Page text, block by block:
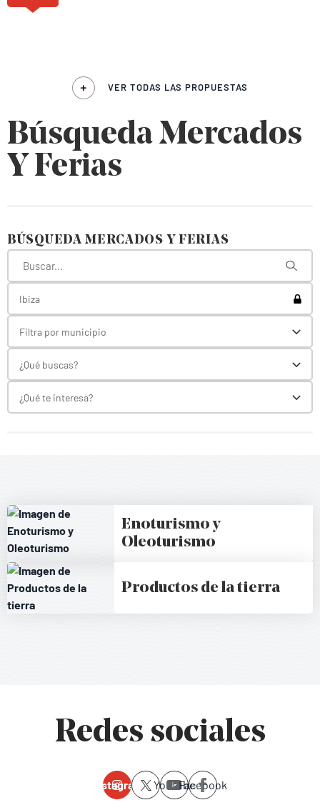
VER TODAS LAS PROPUESTAS
Búsqueda Mercados
Y Ferias
BÚSQUEDA MERCADOS Y FERIAS
Ibiza
Filtra por municipio
¿Qué buscas?
¿Qué te interesa?
Enoturismo y
Oleoturismo
Productos de la tierra
Redes sociales
Instagram YoutubeFacebook